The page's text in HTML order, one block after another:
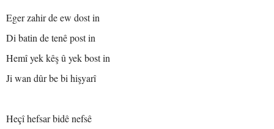
Eger zahir de ew dost in
Di batin de tenê post in
Hemî yek kêş û yek bost in
Ji wan dûr be bi hişyarî
Heçî hefsar bidê nefsê